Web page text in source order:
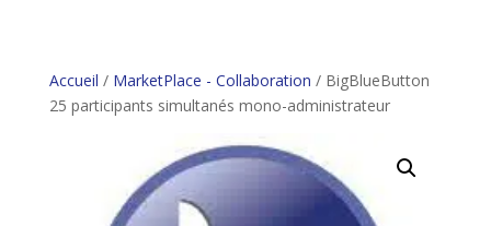
Accueil / MarketPlace - Collaboration / BigBlueButton
25 participants simultanés mono-administrateur